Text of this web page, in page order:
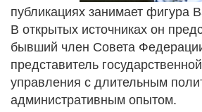
публикациях занимает фигура
В открытых источниках он
бывший член Совета
представитель
управления с длительным
административным опытом.